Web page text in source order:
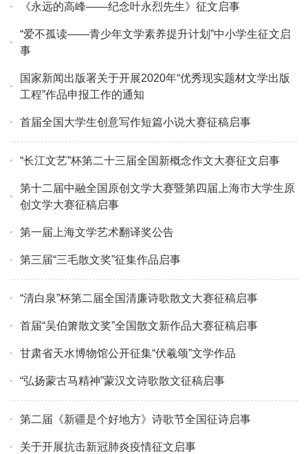
《永远的高峰——纪念叶永烈先生》征文启事
“爱不孤读——青少年文学素养提升计划”中小学生征文启
事
国家新闻出版署关于开展2020年“优秀现实题材文学出版
工程”作品申报工作的通知
首届全国大学生创意写作短篇小说大赛征稿启事
“长江文艺”杯第二十三届全国新概念作文大赛征文启事
第十二届中融全国原创文学大赛暨第四届上海市大学生原
创文学大赛征稿启事
第一届上海文学艺术翻译奖公告
第三届“三毛散文奖”征集作品启事
“清白泉”杯第二届全国清廉诗歌散文大赛征稿启事
首届“吴伯箫散文奖”全国散文新作品大赛征稿启事
甘肃省天水博物馆公开征集“伏羲颂”文学作品
“弘扬蒙古马精神”蒙汉文诗歌散文征稿启事
第二届《新疆是个好地方》诗歌节全国征诗启事
关于开展抗击新冠肺炎疫情征文启事